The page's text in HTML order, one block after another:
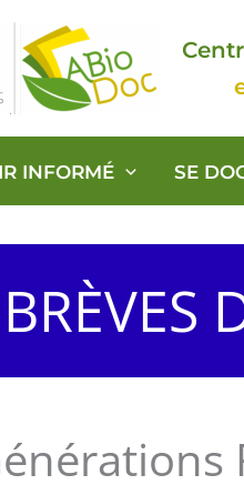
INFORMÉ SE